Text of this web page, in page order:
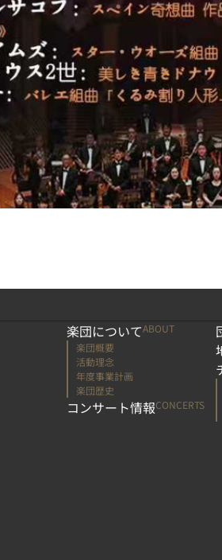
楽団についてABOUT
楽団概要
活動理念
年度事業計画
楽団歴史
コンサート情報CONCERTS